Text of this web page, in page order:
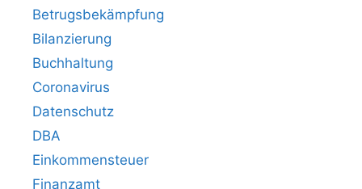
Betrugsbekämpfung
Bilanzierung
Buchhaltung
Coronavirus
Datenschutz
DBA
Einkommensteuer
Finanzamt